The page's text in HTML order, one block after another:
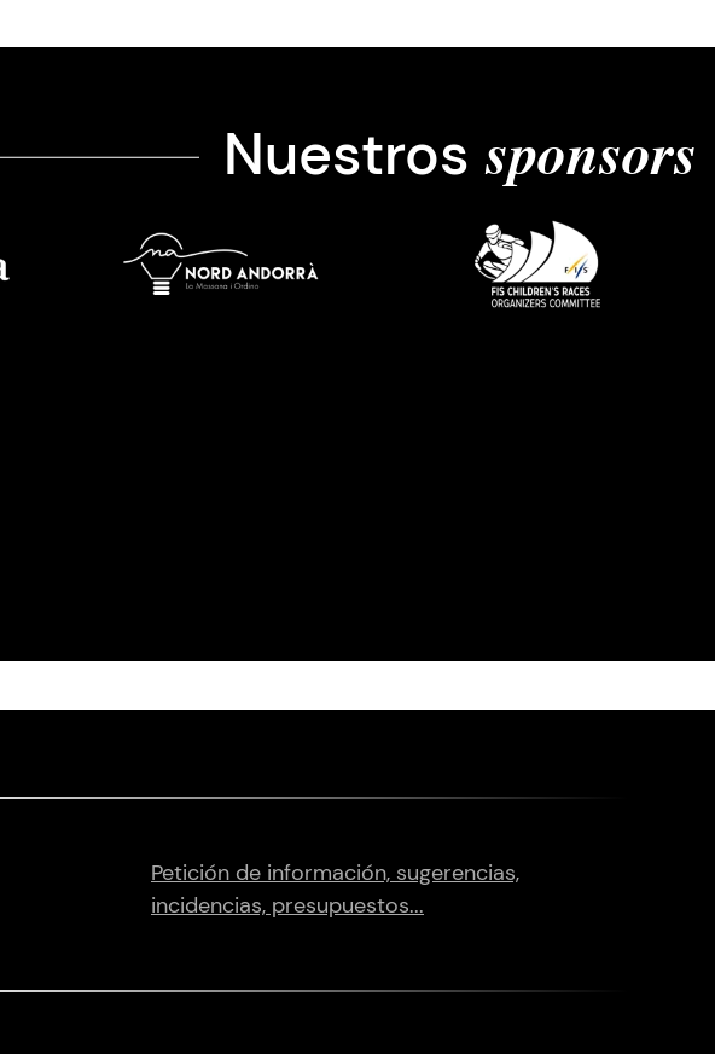
Nuestros sponsors
Imatge Imatge
Petición de información, sugerencias,
incidencias, presupuestos...